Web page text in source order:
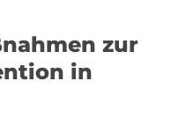
zur
in